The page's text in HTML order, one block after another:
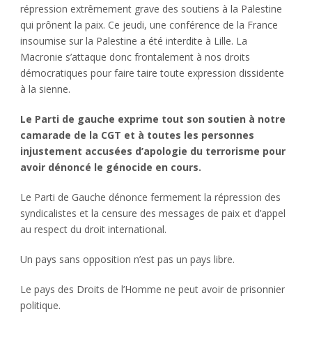
répression extrêmement grave des soutiens à la Palestine
qui prônent la paix. Ce jeudi, une conférence de la France
insoumise sur la Palestine a été interdite à Lille. La
Macronie s’attaque donc frontalement à nos droits
démocratiques pour faire taire toute expression dissidente
à la sienne.
Le Parti de gauche exprime tout son soutien à notre
camarade de la CGT et à toutes les personnes
injustement accusées d’apologie du terrorisme pour
avoir dénoncé le génocide en cours.
Le Parti de Gauche dénonce fermement la répression des
syndicalistes et la censure des messages de paix et d’appel
au respect du droit international.
Un pays sans opposition n’est pas un pays libre.
Le pays des Droits de l’Homme ne peut avoir de prisonnier
politique.